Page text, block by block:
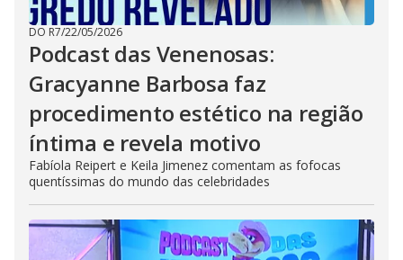
DO R7/22/05/2026
Podcast das Venenosas:
Gracyanne Barbosa faz
procedimento estético na região
íntima e revela motivo
Fabíola Reipert e Keila Jimenez comentam as fofocas
quentíssimas do mundo das celebridades